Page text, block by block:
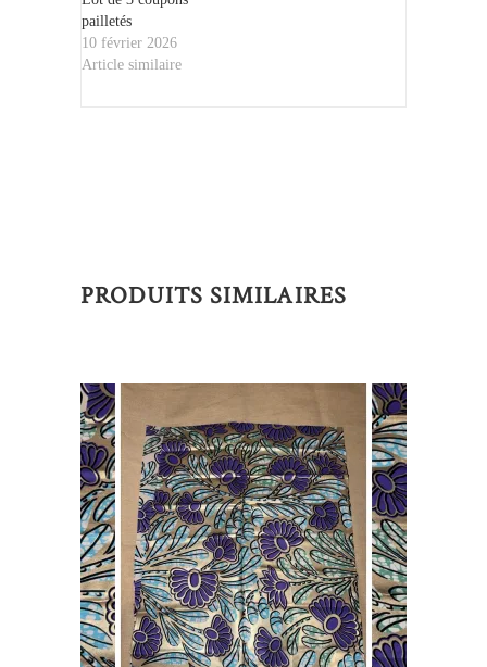
pailletés
10 février 2026
Article similaire
PRODUITS SIMILAIRES
AJOUTER AU PANIER